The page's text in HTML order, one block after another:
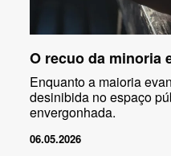
O recuo da minoria
Enquanto a maioria
desinibida no espaço
envergonhada.
06.05.2026